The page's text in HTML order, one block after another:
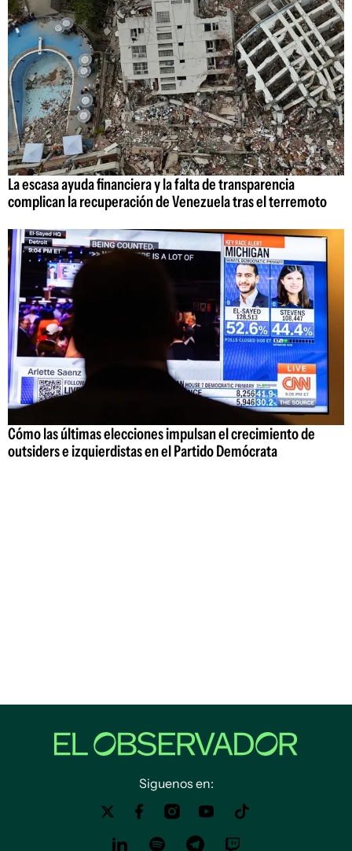
La escasa ayuda financiera y la falta de transparencia
complican la recuperación de Venezuela tras el terremoto
Cómo las últimas elecciones impulsan el crecimiento de
outsiders e izquierdistas en el Partido Demócrata
Siguenos en: